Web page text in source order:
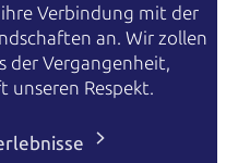
Verbindung mit der
an. Wir zollen
der Vergangenheit,
unseren Respekt.